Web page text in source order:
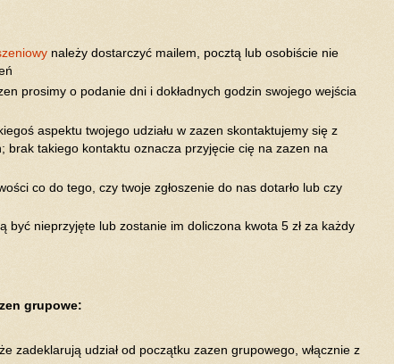
należy dostarczyć mailem, pocztą lub osobiście nie
prosimy o podanie dni i dokładnych godzin swojego wejścia
aspektu twojego udziału w zazen skontaktujemy się z
brak takiego kontaktu oznacza przyjęcie cię na zazen na
co do tego, czy twoje zgłoszenie do nas dotarło lub czy
być nieprzyjęte lub zostanie im doliczona kwota 5 zł za każdy
grupowe:
zadeklarują udział od początku zazen grupowego, włącznie z